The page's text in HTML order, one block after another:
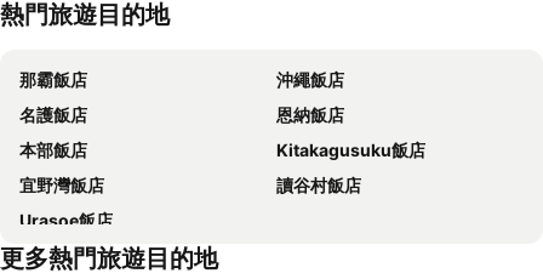
Okinawa Hinode Resort and Hot Spring Hotel
Hotel Gracery Naha
東橫INN 沖繩那霸Omoromachi站前
Hotel Torifito Naha Asahibashi
HOTEL AlaCOOJU OKINAWA
Hotel Monterey Okinawa Spa & Resort
Hotel Abest Naha Kokusaidori
Green Rich Hotel & Capsule Naha - Artificial Hot Spring Futamata Yunohana
Hotel Aqua Citta Naha
OMO5 Okinawa Naha by Hoshino Resorts
StoRK
Fukushu-en Garden
Tomari Iyumachi
Cape Manza
Okinawa Peace Memorial Park
Iejima Airport
Shureimon
Aharen Beach
熱門旅遊目的地
那霸飯店
沖繩飯店
名護飯店
恩納飯店
本部飯店
Kitakagusuku飯店
宜野灣飯店
讀谷村飯店
Urasoe飯店
更多熱門旅遊目的地